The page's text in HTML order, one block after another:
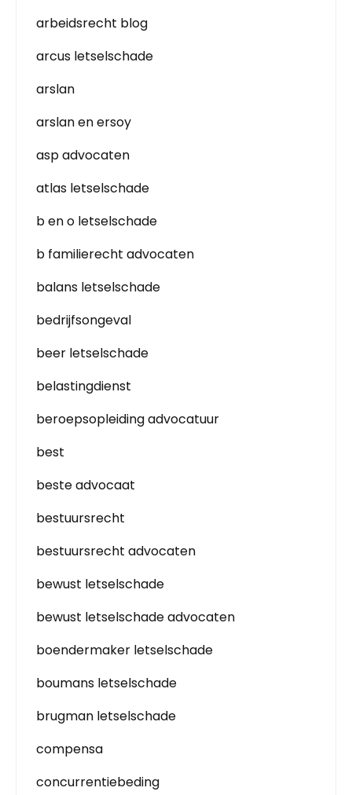
arbeidsrecht blog
arcus letselschade
arslan
arslan en ersoy
asp advocaten
atlas letselschade
b en o letselschade
b familierecht advocaten
balans letselschade
bedrijfsongeval
beer letselschade
belastingdienst
beroepsopleiding advocatuur
best
beste advocaat
bestuursrecht
bestuursrecht advocaten
bewust letselschade
bewust letselschade advocaten
boendermaker letselschade
boumans letselschade
brugman letselschade
compensa
concurrentiebeding